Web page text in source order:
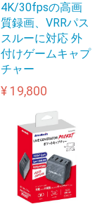
4K/30fpsの高画
質録画、VRRパス
スルーに対応 外
付けゲームキャプ
チャー
¥ 19,800